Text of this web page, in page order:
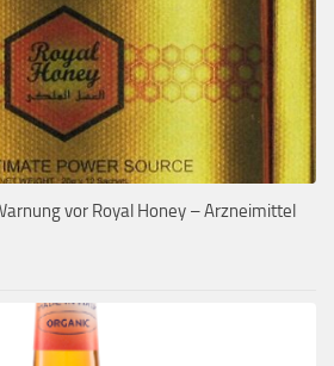
vor Royal Honey – Arzneimittel